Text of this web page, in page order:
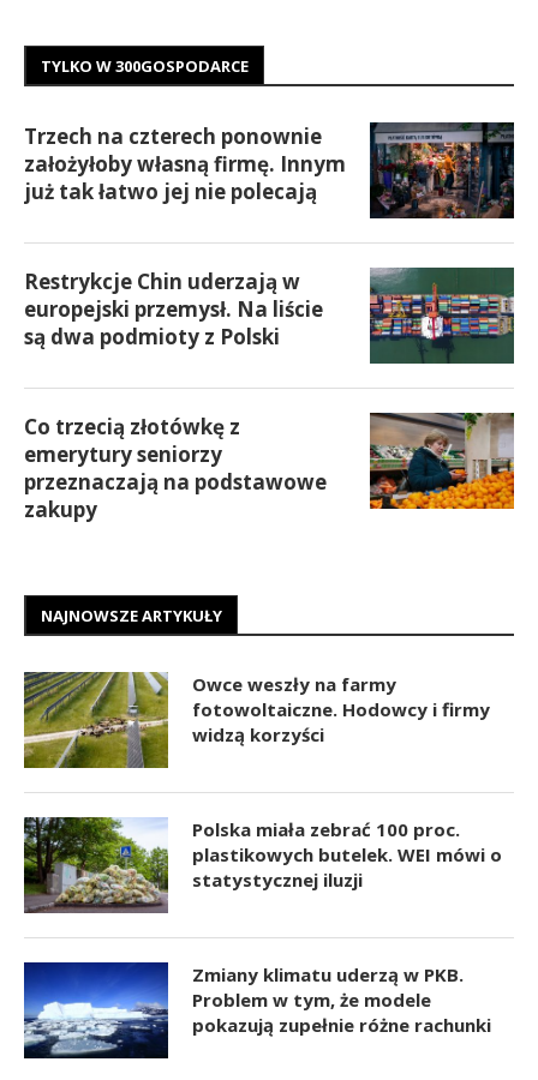
TYLKO W 300GOSPODARCE
Trzech na czterech ponownie
założyłoby własną firmę. Innym
już tak łatwo jej nie polecają
Restrykcje Chin uderzają w
europejski przemysł. Na liście
są dwa podmioty z Polski
Co trzecią złotówkę z
emerytury seniorzy
przeznaczają na podstawowe
zakupy
NAJNOWSZE ARTYKUŁY
Owce weszły na farmy
fotowoltaiczne. Hodowcy i firmy
widzą korzyści
Polska miała zebrać 100 proc.
plastikowych butelek. WEI mówi o
statystycznej iluzji
Zmiany klimatu uderzą w PKB.
Problem w tym, że modele
pokazują zupełnie różne rachunki